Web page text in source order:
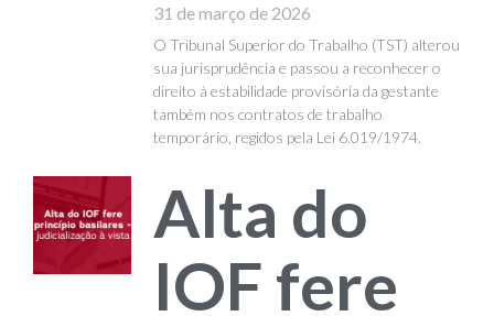
31 de março de 2026
O Tribunal Superior do Trabalho (TST) alterou
sua jurisprudência e passou a reconhecer o
direito à estabilidade provisória da gestante
também nos contratos de trabalho
temporário, regidos pela Lei 6.019/1974.
Alta do
IOF fere